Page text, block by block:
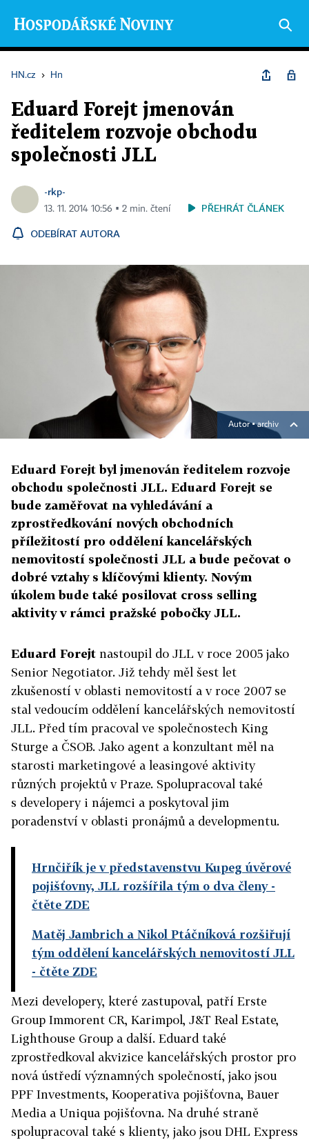
HN.cz › Hn
Eduard Forejt jmenován
ředitelem rozvoje obchodu
společnosti JLL
-rkp-
13. 11. 2014 10:56 ▪ 2 min. čtení PŘEHRÁT ČLÁNEK
ODEBÍRAT AUTORA
Autor ▪archiv
Eduard Forejt byl jmenován ředitelem rozvoje
obchodu společnosti JLL. Eduard Forejt se
bude zaměřovat na vyhledávání a
zprostředkování nových obchodních
příležitostí pro oddělení kancelářských
nemovitostí společnosti JLL a bude pečovat o
dobré vztahy s klíčovými klienty. Novým
úkolem bude také posilovat cross selling
aktivity v rámci pražské pobočky JLL.
Eduard Forejt nastoupil do JLL v roce 2005 jako
Senior Negotiator. Již tehdy měl šest let
zkušeností v oblasti nemovitostí a v roce 2007 se
stal vedoucím oddělení kancelářských nemovitostí
JLL. Před tím pracoval ve společnostech King
Sturge a ČSOB. Jako agent a konzultant měl na
starosti marketingové a leasingové aktivity
různých projektů v Praze. Spolupracoval také
s developery i nájemci a poskytoval jim
poradenství v oblasti pronájmů a developmentu.
Hrnčiřík je v představenstvu Kupeg úvěrové
pojišťovny, JLL rozšířila tým o dva členy-
čtěte ZDE
Matěj Jambrich a Nikol Ptáčníková rozšiřují
tým oddělení kancelářských nemovitostí JLL
- čtěte ZDE
Mezi developery, které zastupoval, patří Erste
Group Immorent CR, Karimpol, J&T Real Estate,
Lighthouse Group a další. Eduard také
zprostředkoval akvizice kancelářských prostor pro
nová ústředí významných společností, jako jsou
PPF Investments, Kooperativa pojišťovna, Bauer
Media a Uniqua pojišťovna. Na druhé straně
spolupracoval také s klienty, jako jsou DHL Express